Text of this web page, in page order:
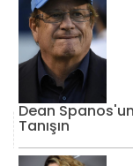
Dean
Tanışın